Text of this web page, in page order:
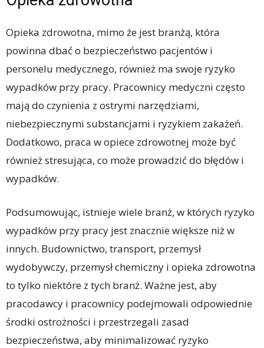
Opieka zdrowotna, mimo że jest branżą, która
powinna dbać o bezpieczeństwo pacjentów i
personelu medycznego, również ma swoje ryzyko
wypadków przy pracy. Pracownicy medyczni często
mają do czynienia z ostrymi narzędziami,
niebezpiecznymi substancjami i ryzykiem zakażeń.
Dodatkowo, praca w opiece zdrowotnej może być
również stresująca, co może prowadzić do błędów i
wypadków.
Podsumowując, istnieje wiele branż, w których ryzyko
wypadków przy pracy jest znacznie większe niż w
innych. Budownictwo, transport, przemysł
wydobywczy, przemysł chemiczny i opieka zdrowotna
to tylko niektóre z tych branż. Ważne jest, aby
pracodawcy i pracownicy podejmowali odpowiednie
środki ostrożności i przestrzegali zasad
bezpieczeństwa, aby minimalizować ryzyko